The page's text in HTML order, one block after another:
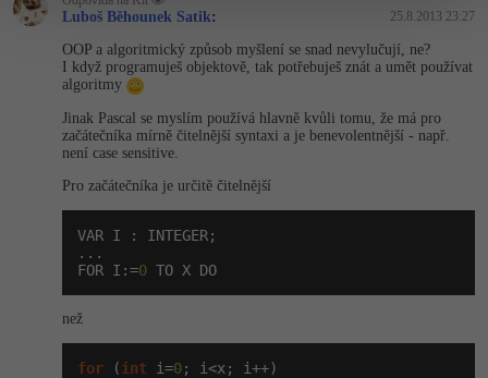
Luboš Běhounek Satik: 25.8.2013 23:27
OOP a algoritmický způsob myšlení se snad nevylučují, ne?
I když programuješ objektově, tak potřebuješ znát a umět používat
algoritmy
Jinak Pascal se myslím používá hlavně kvůli tomu, že má pro
začátečníka mírně čitelnější syntaxi a je benevolentnější - např.
není case sensitive.
Pro začátečníka je určitě čitelnější
VAR I : INTEGER;
...
FOR I:=0 TO X DO
než
for (int i=0; i<x; i++)